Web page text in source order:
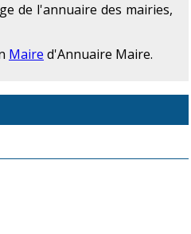
de l'annuaire des mairies,
Maire d'Annuaire Maire.